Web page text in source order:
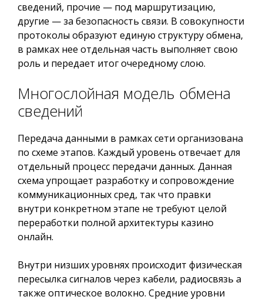
сведений, прочие — под маршрутизацию,
другие — за безопасность связи. В совокупности
протоколы образуют единую структуру обмена,
в рамках нее отдельная часть выполняет свою
роль и передает итог очередному слою.
Многослойная модель обмена
сведений
Передача данными в рамках сети организована
по схеме этапов. Каждый уровень отвечает для
отдельный процесс передачи данных. Данная
схема упрощает разработку и сопровождение
коммуникационных сред, так что правки
внутри конкретном этапе не требуют целой
переработки полной архитектуры казино
онлайн.
Внутри низших уровнях происходит физическая
пересылка сигналов через кабели, радиосвязь а
также оптическое волокно. Средние уровни